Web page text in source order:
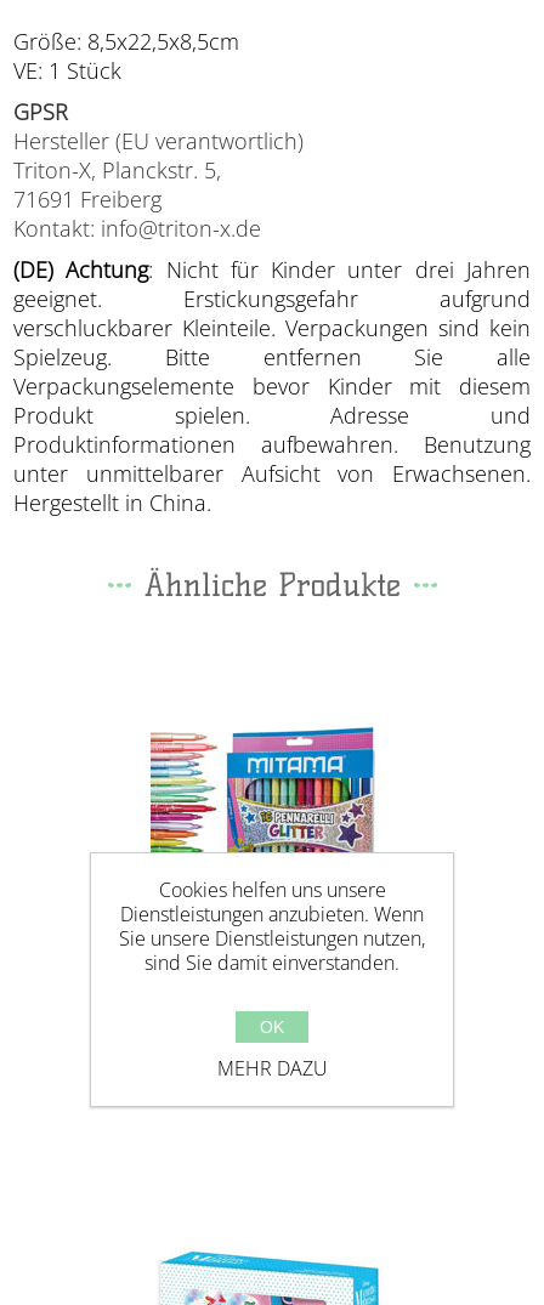
Größe: 8,5x22,5x8,5cm
VE: 1 Stück
GPSR
Hersteller (EU verantwortlich)
Triton-X, Planckstr. 5,
71691 Freiberg
Kontakt: info@triton-x.de
(DE) Achtung: Nicht für Kinder unter drei Jahren
geeignet. Erstickungsgefahr aufgrund
verschluckbarer Kleinteile. Verpackungen sind kein
Spielzeug. Bitte entfernen Sie alle
Verpackungselemente bevor Kinder mit diesem
Produkt spielen. Adresse und
Produktinformationen aufbewahren. Benutzung
unter unmittelbarer Aufsicht von Erwachsenen.
Hergestellt in China.
Ähnliche Produkte
16-ER PACK SUPER GLITTER
FILZSTIFTE
Cookies helfen uns unsere
Dienstleistungen anzubieten. Wenn
Sie unsere Dienstleistungen nutzen,
sind Sie damit einverstanden.
OK
MEHR DAZU